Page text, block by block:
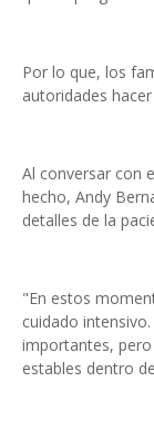
Por lo que, los
autoridades
Al conversar con
hecho, Andy
detalles de la
"En estos
cuidado
importantes,
estables dentro